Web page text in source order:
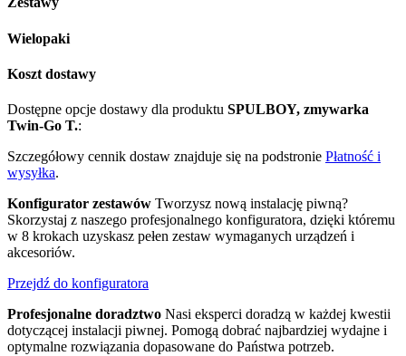
Wielopaki
Koszt dostawy
Dostępne opcje dostawy dla produktu SPULBOY, zmywarka
Twin-Go T.:
Szczegółowy cennik dostaw znajduje się na podstronie Płatność i
wysyłka.
Konfigurator zestawów Tworzysz nową instalację piwną?
Skorzystaj z naszego profesjonalnego konfiguratora, dzięki któremu
w 8 krokach uzyskasz pełen zestaw wymaganych urządzeń i
akcesoriów.
Przejdź do konfiguratora
Profesjonalne doradztwo Nasi eksperci doradzą w każdej kwestii
dotyczącej instalacji piwnej. Pomogą dobrać najbardziej wydajne i
optymalne rozwiązania dopasowane do Państwa potrzeb.